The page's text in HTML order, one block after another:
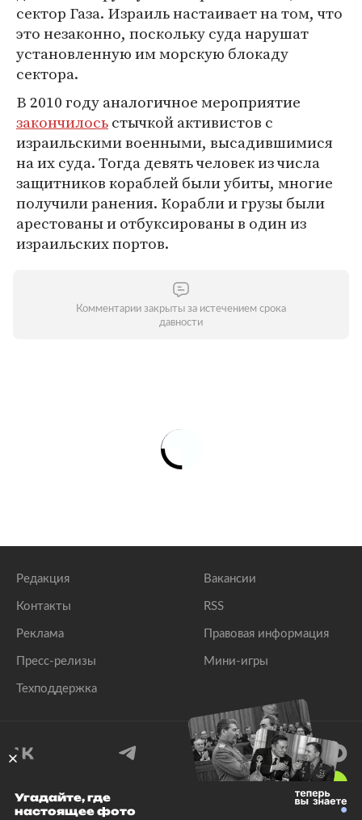
сектор Газа. Израиль настаивает на том, что
это незаконно, поскольку суда нарушат
установленную им морскую блокаду
сектора.
В 2010 году аналогичное мероприятие
закончилосьстычкой активистов с
израильскими военными, высадившимися
на их суда. Тогда девять человек из числа
защитников кораблей были убиты, многие
получили ранения. Корабли и грузы были
арестованы и отбуксированы в один из
израильских портов.
Комментарии закрыты за истечением срока
давности
Редакция
Контакты
Реклама
Пресс-релизы
Техподдержка
Вакансии
RSS
Правовая информация
Мини-игры
© 1999–2026 Все права защищены.
Угадайте, где
настоящее фото